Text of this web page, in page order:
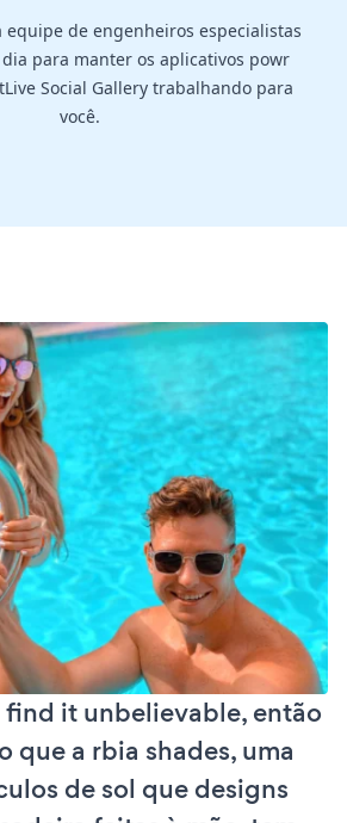
equipe de engenheiros especialistas
para manter os aplicativos powr
Social Gallery trabalhando para
você.
find it unbelievable, então
que a rbia shades, uma
de sol que designs